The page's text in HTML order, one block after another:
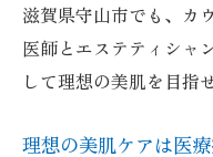
滋賀県守山市でも、カ
医師とエステティシャ
して理想の美肌を目指
理想の美肌ケアは医